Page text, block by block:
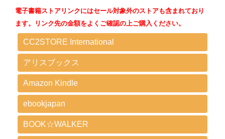
電子書籍ストアリンクにはセール対象外のストアも含まれており
ます。リンク先の金額をよくご確認の上ご購入ください。
CC2STORE International
アリスブックス
Amazon Kindle
ebookjapan
BOOK☆WALKER